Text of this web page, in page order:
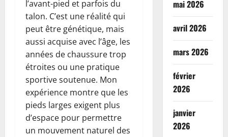
l’avant-pied et parfois du
talon. C’est une réalité qui
peut être génétique, mais
aussi acquise avec l’âge, les
années de chaussure trop
étroites ou une pratique
sportive soutenue. Mon
expérience montre que les
pieds larges exigent plus
d’espace pour permettre
un mouvement naturel des
mai 2026
avril 2026
mars 2026
février
2026
janvier
2026